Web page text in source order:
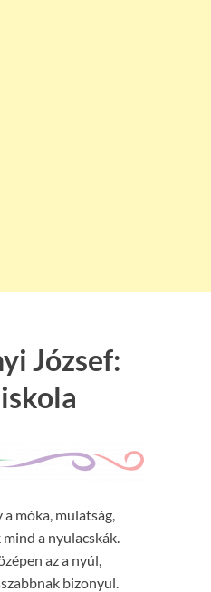
József:
móka, mulatság,
a nyulacskák.
az a nyúl,
bizonyul.